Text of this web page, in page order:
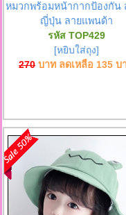
หมวกพร้อมหน้ากากป้องกัน
ญี่ปุ่น ลายแพนด้า
รหัส TOP429
[หยิบใส่ถุง]
270บาท ลดเหลือ 135 บ